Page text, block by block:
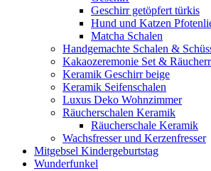
Geschirr getöpfert türkis
Hund und Katzen
Matcha Schalen
Handgemachte Schalen &
Kakaozeremonie Set &
Keramik Geschirr beige
Keramik Seifenschalen
Luxus Deko Wohnzimmer
Räucherschalen Keramik
Räucherschale Keramik
Wachsfresser und Kerzenfresser
Mitgebsel Kindergeburtstag
Wunderfunkel